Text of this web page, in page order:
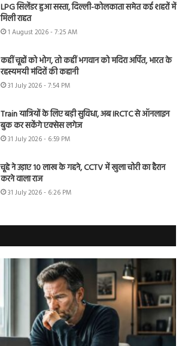
LPG सिलेंडर हुआ सस्ता, दिल्ली-कोलकाता समेत कई शहरों में
मिली राहत
1 August 2026 - 7:25 AM
कहीं चूहों को भोग, तो कहीं भगवान को मदिरा अर्पित, भारत के
रहस्यमयी मंदिरों की कहानी
31 July 2026 - 7:54 PM
Train यात्रियों के लिए बड़ी सुविधा, अब IRCTC से ऑनलाइन
बुक कर सकेंगे एक्सेस लगेज
31 July 2026 - 6:59 PM
चूहे ने उड़ाए 10 लाख के गहने, CCTV में खुला चोरी का हैरान
करने वाला राज
31 July 2026 - 6:26 PM